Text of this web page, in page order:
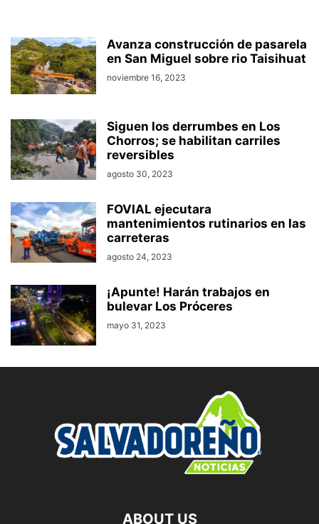
Avanza construcción de pasarela
en San Miguel sobre rio Taisihuat
noviembre 16, 2023
Siguen los derrumbes en Los
Chorros; se habilitan carriles
reversibles
agosto 30, 2023
FOVIAL ejecutara
mantenimientos rutinarios en las
carreteras
agosto 24, 2023
¡Apunte! Harán trabajos en
bulevar Los Próceres
mayo 31, 2023
ABOUT US